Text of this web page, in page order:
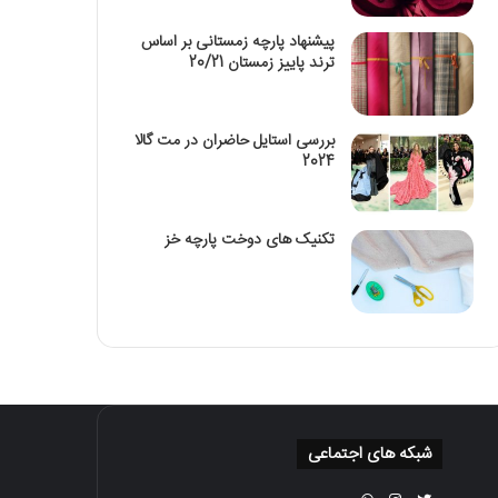
پیشنهاد پارچه زمستانی بر اساس
ترند پاییز زمستان 20/21
بررسی استایل حاضران در مت گالا
2024
تکنیک‌ های دوخت پارچه خز
شبکه های اجتماعی